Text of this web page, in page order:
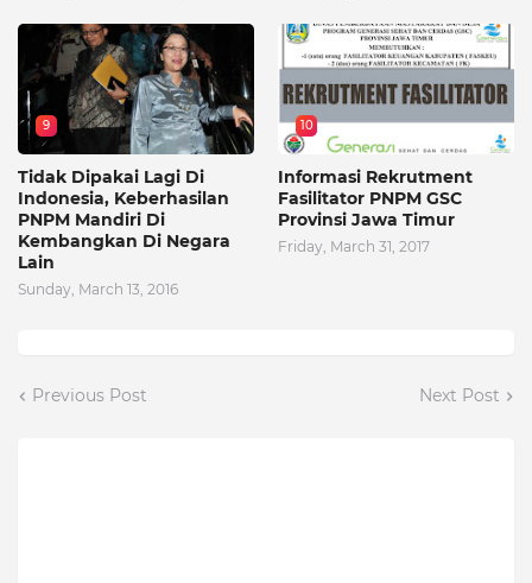
9
Tidak Dipakai Lagi Di
Indonesia, Keberhasilan
PNPM Mandiri Di
Kembangkan Di Negara
Lain
Sunday, March 13, 2016
10
Informasi Rekrutment
Fasilitator PNPM GSC
Provinsi Jawa Timur
Friday, March 31, 2017
Previous Post Next Post